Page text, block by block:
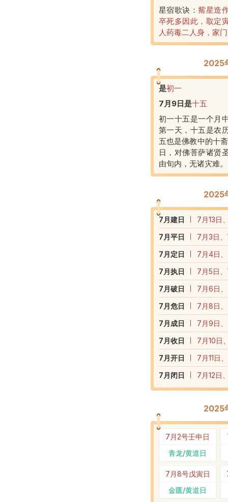
星宿歌诀：觜星造
卒死多因此，取定
人药毒二人身，家
2025
是初一
7月9日是十五
初一十五是一个月
第一天，十五是农
五也是佛教中的十
日，对佛菩萨诸贤
由旬内，无诸灾难
2025
7 月建日
7月13日
7 月平日
7月3日
7 月定日
7月4日
7 月执日
7月5日
7 月破日
7月6日
7 月危日
7月8日
7 月成日
7月9日
7 月收日
7月10日
7 月开日
7月11日
7 月闭日 7月12日
2025
7月2号壬申日
青龙/黄道日
7月8号戊寅日
金匮/黄道日